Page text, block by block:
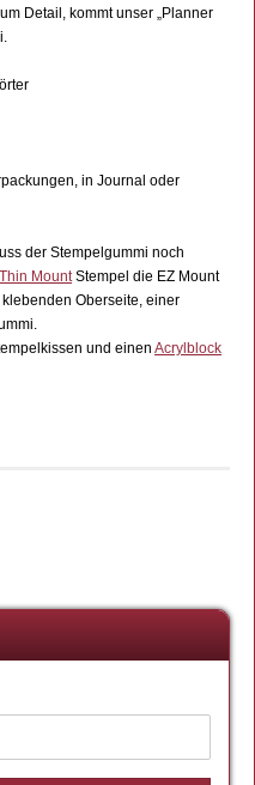
Detail, kommt unser „Planner
in Journal oder
der Stempelgummi noch
MountStempel die EZ Mount
Oberseite, einer
und einen Acrylblock